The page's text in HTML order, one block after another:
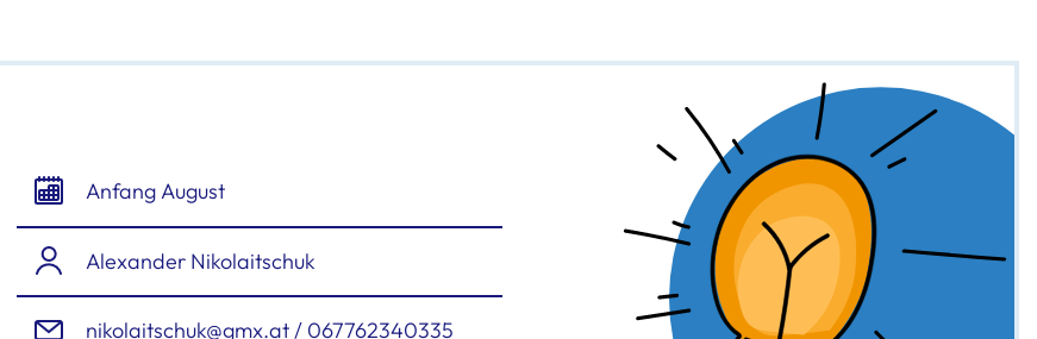
Anfang August
Alexander Nikolaitschuk
nikolaitschuk@gmx.at/ 067762340335